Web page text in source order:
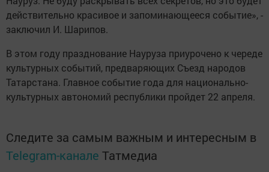
составляющие праздника. Ресурсы ипподрома
позволят нам это сделать, планируем полноценный
Науруз, - отметил он. - 25 марта мы рассчитываем
принять более 5 тыс. человек».
Программа в Ханском дворе откроется
театрализованной хореографической композицией
«Пробуждение земли». «Праздник очень логичен. Новый
длиннее ночи. Мы покажем пробуждение природы и
многообразие народов Татарстана, отмечающих
Науруз. Не буду раскрывать всех секретов, но это будет